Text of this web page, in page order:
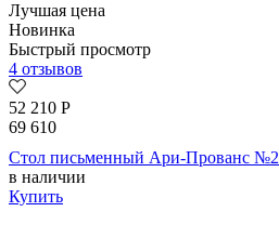
Лучшая цена
Новинка
Быстрый просмотр
4 отзывов
52 210 Р
69 610
Стол письменный Ари-Прованс №2
в наличии
Купить